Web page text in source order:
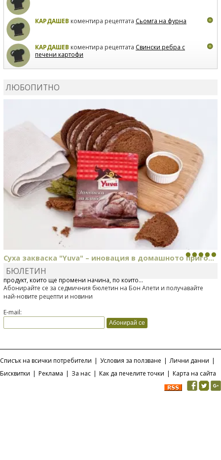
КАРДАШЕВ коментира рецептата Сьомга на фурна
КАРДАШЕВ коментира рецептата Свински ребра с
печени картофи
ЛЮБОПИТНО
Суха закваска "Yuva" – иновация в домашното приго...
Отскоро Лесафр България стартира предлагането на изцяло нов
продукт, който ще промени начина, по който...
БЮЛЕТИН
Абонирайте се за седмичния бюлетин на Бон Апети и получавайте
най-новите рецепти и новини
E-mail:
Списък на всички потребители | Условия за ползване | Лични данни |
Бисквитки | Реклама | За нас | Как да печелите точки | Карта на сайта